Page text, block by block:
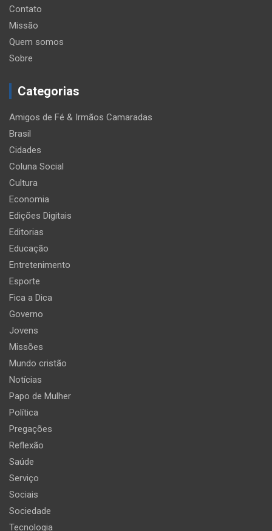
Contato
Missão
Quem somos
Sobre
Categorias
Amigos de Fé & Irmãos Camaradas
Brasil
Cidades
Coluna Social
Cultura
Economia
Edições Digitais
Editorias
Educação
Entretenimento
Esporte
Fica a Dica
Governo
Jovens
Missões
Mundo cristão
Notícias
Papo de Mulher
Política
Pregações
Reflexão
Saúde
Serviço
Sociais
Sociedade
Tecnologia